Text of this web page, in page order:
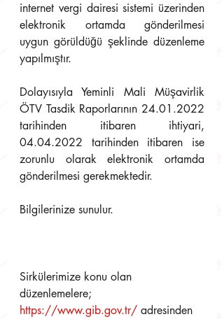
internet vergi dairesi sistemi üzerinden
elektronik ortamda gönderilmesi
uygun görüldüğü şeklinde düzenleme
yapılmıştır.
Dolayısıyla Yeminli Mali Müşavirlik
ÖTV Tasdik Raporlarının 24.01.2022
tarihinden itibaren ihtiyari,
04.04.2022 tarihinden itibaren ise
zorunlu olarak elektronik ortamda
gönderilmesi gerekmektedir.
Bilgilerinize sunulur.
Sirkülerimize konu olan
düzenlemelere;
https://www.gib.gov.tr/ adresinden